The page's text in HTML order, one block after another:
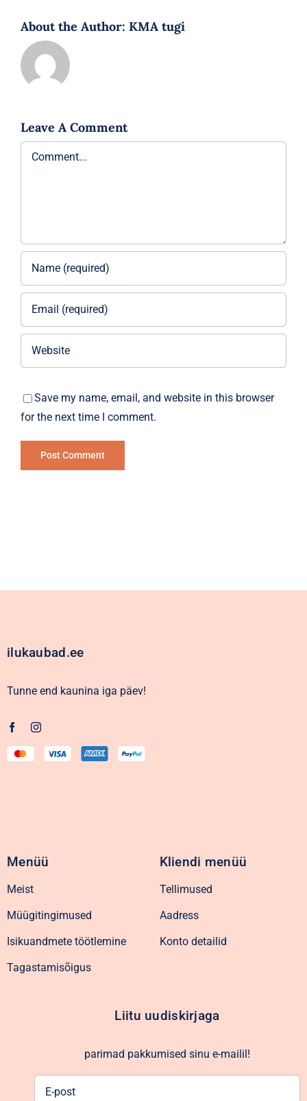
About the Author: KMA tugi
Leave A Comment
Comment
Save my name, email, and website in this browser
for the next time I comment.
ilukaubad.ee
Tunne end kaunina iga päev!
Menüü
Meist
Müügitingimused
Isikuandmete töötlemine
Tagastamisõigus
Kliendi menüü
Tellimused
Aadress
Konto detailid
Liitu uudiskirjaga
parimad pakkumised sinu e-mailil!